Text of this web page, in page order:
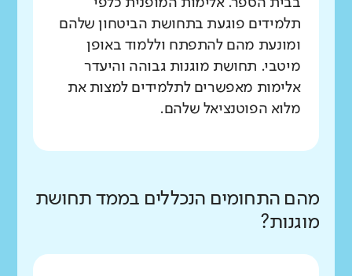
תלמידים פוגעת בתחושת הביטחון שלהם
ומונעת מהם להתפתח וללמוד באופן
מיטבי. תחושת מוגנות גבוהה והיעדר
אלימות מאפשרים לתלמידים למצות את
מלוא הפוטנציאל שלהם.
מהם התחומים הנכללים בממד תחושת
מוגנות?